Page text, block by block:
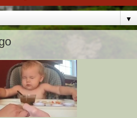
▼